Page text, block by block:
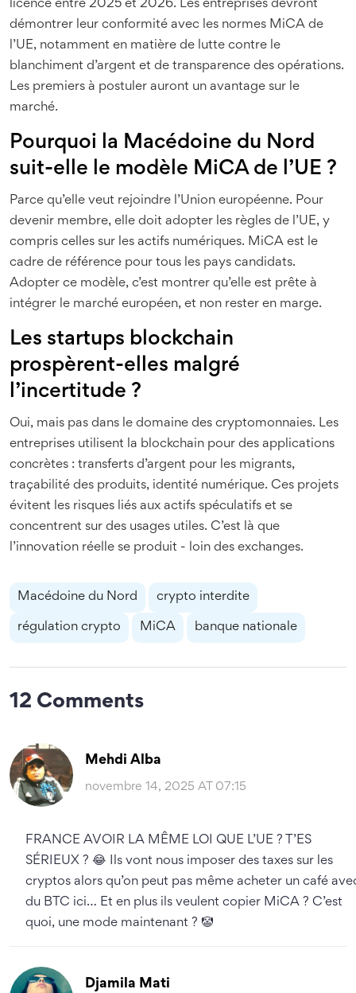
licence entre 2025 et 2026. Les entreprises devront
démontrer leur conformité avec les normes MiCA de
l’UE, notamment en matière de lutte contre le
blanchiment d’argent et de transparence des opérations.
Les premiers à postuler auront un avantage sur le
marché.
Pourquoi la Macédoine du Nord
suit-elle le modèle MiCA de l’UE ?
Parce qu’elle veut rejoindre l’Union européenne. Pour
devenir membre, elle doit adopter les règles de l’UE, y
compris celles sur les actifs numériques. MiCA est le
cadre de référence pour tous les pays candidats.
Adopter ce modèle, c’est montrer qu’elle est prête à
intégrer le marché européen, et non rester en marge.
Les startups blockchain
prospèrent-elles malgré
l’incertitude ?
Oui, mais pas dans le domaine des cryptomonnaies. Les
entreprises utilisent la blockchain pour des applications
concrètes : transferts d’argent pour les migrants,
traçabilité des produits, identité numérique. Ces projets
évitent les risques liés aux actifs spéculatifs et se
concentrent sur des usages utiles. C’est là que
l’innovation réelle se produit - loin des exchanges.
Macédoine du Nord crypto interdite
régulation crypto MiCA banque nationale
12 Comments
Mehdi Alba
novembre 14, 2025 AT 07:15
FRANCE AVOIR LA MÊME LOI QUE L’UE ? T’ES
SÉRIEUX ? 😂 Ils vont nous imposer des taxes sur les
cryptos alors qu’on peut pas même acheter un café
du BTC ici… Et en plus ils veulent copier MiCA ? C’est
quoi, une mode maintenant ? 🤡
Djamila Mati